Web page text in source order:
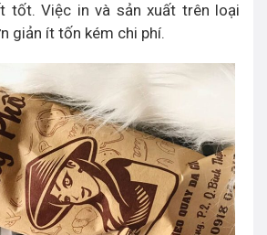
tốt. Việc in và sản xuất trên loại
giản ít tốn kém chi phí.